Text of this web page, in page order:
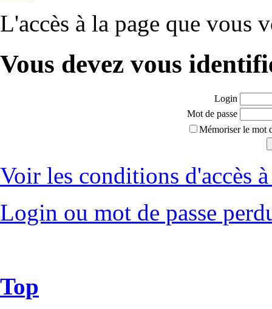
L'accès à la page que vous
Vous devez vous
Login
Mot de passe
Mémoriser le mot
Voir les conditions d'accès
Login ou mot de passe
Top